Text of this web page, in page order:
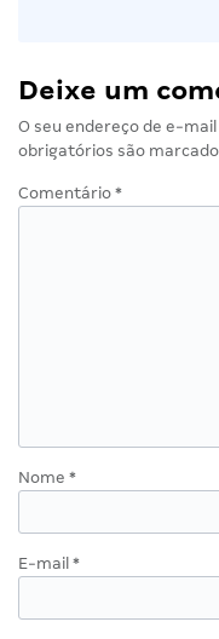
Deixe um
O seu endereço de e-
obrigatórios são
Comentário *
Nome *
E-mail *